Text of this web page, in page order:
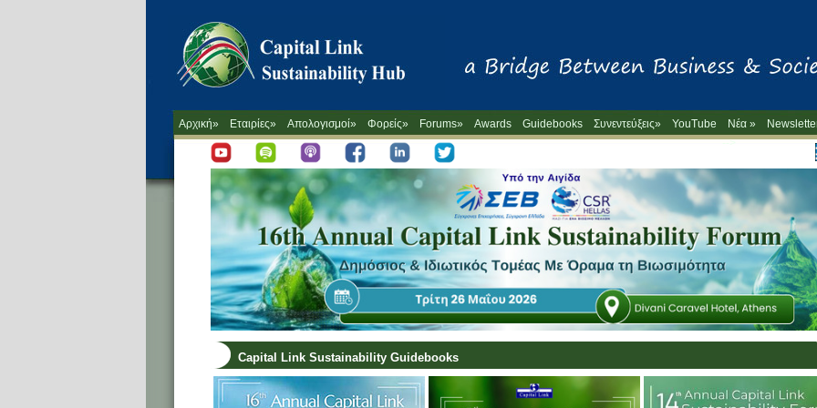
Αρχική» Εταιρίες» Απολογισμοί» Φορείς» Forums» Awards Guidebooks Συνεντεύξεις» YouTube
Νέα »
-->
Capital Link Sustainability Guidebooks